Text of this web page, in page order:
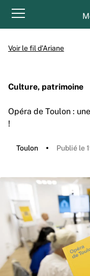
Menu principal
Voir le fil d’Ariane
Culture, patrimoine
Opéra de Toulon :
!
Toulon Publié le